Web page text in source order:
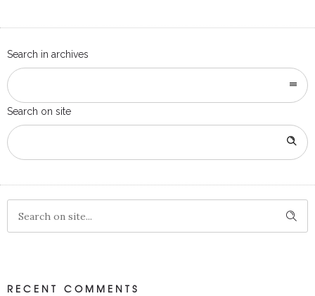
Search in archives
Search on site
RECENT COMMENTS